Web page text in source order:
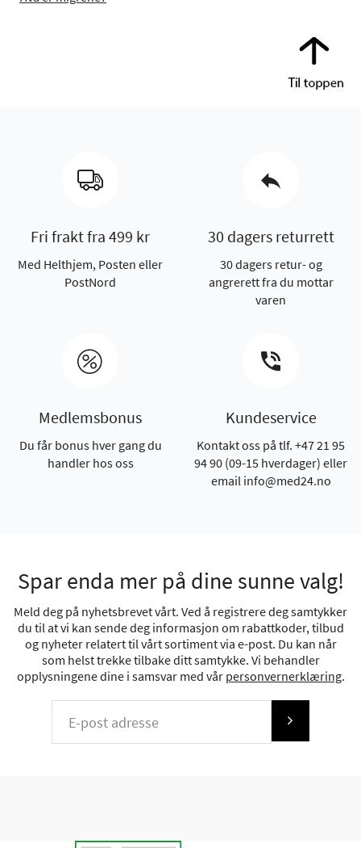
Fri frakt fra 499 kr
Med Helthjem, Posten eller
PostNord
30 dagers returrett
30 dagers retur- og
angrerett fra du mottar
varen
Medlemsbonus
Du får bonus hver gang du
handler hos oss
Kundeservice
Kontakt oss på tlf. +47 21 95
94 90 (09-15 hverdager) eller
email info@med24.no
Spar enda mer på dine sunne valg!
Meld deg på nyhetsbrevet vårt. Ved å registrere deg samtykker
du til at vi kan sende deg informasjon om rabattkoder, tilbud
og nyheter relatert til vårt sortiment via e-post. Du kan når
som helst trekke tilbake ditt samtykke. Vi behandler
opplysningene dine i samsvar med vår personvernerklæring.